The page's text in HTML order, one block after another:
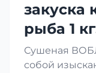
закуска
рыба 1
Сушеная
собой